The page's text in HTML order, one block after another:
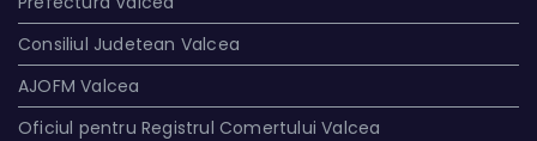
Consiliul Judetean Valcea
AJOFM Valcea
Oficiul pentru Registrul Comertului Valcea